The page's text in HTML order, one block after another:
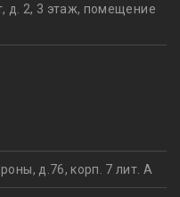
д. 2, 3 этаж, помещение
д.76, корп. 7 лит. А